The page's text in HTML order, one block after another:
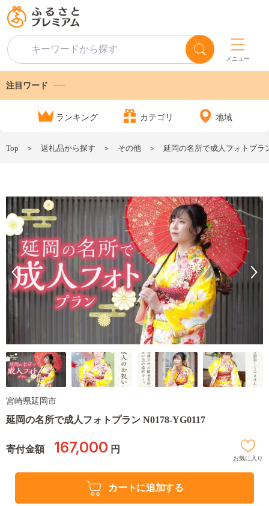
メニュー
注目ワード
ランキング カテゴリ 地域
Top 返礼品から探す その他 延岡の名所で成人フォトプラ
宮崎県延岡市
延岡の名所で成人フォトプラン N0178-YG0117
寄付金額 167,000 円
お気に入り
カートに追加する